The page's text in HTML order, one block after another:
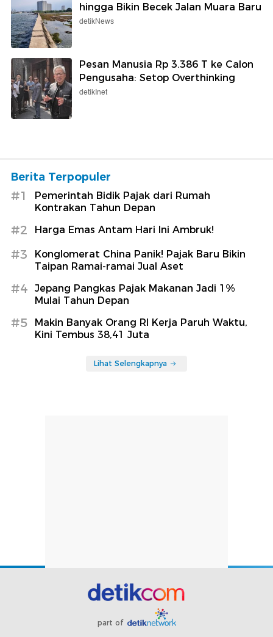
hingga Bikin Becek Jalan Muara Baru
detikNews
Pesan Manusia Rp 3.386 T ke Calon
Pengusaha: Setop Overthinking
detikInet
Berita Terpopuler
#1
Pemerintah Bidik Pajak dari Rumah
Kontrakan Tahun Depan
#2 Harga Emas Antam Hari Ini Ambruk!
#3
Konglomerat China Panik! Pajak Baru Bikin
Taipan Ramai-ramai Jual Aset
#4
Jepang Pangkas Pajak Makanan Jadi 1%
Mulai Tahun Depan
#5
Makin Banyak Orang RI Kerja Paruh Waktu,
Kini Tembus 38,41 Juta
Lihat Selengkapnya
part of